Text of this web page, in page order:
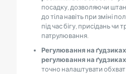
посадку, дозволяючи
до тіла навіть при зміні
під час бігу, присідань чи
патрулювання.
Регулювання на
регулювання на ґудзиках
точно налаштувати обхват